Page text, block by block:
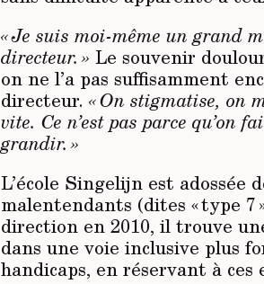
« Je suis moi-même un grand
directeur. » Le souvenir
on ne l’a pas suffisamment
directeur. « On stigmatise, on
vite. Ce n’est pas parce qu’on
grandir. »
L’école Singelijn est adossée
malentendants (dites « type
direction en 2010, il trouve
dans une voie inclusive plus
handicaps, en réservant à ces